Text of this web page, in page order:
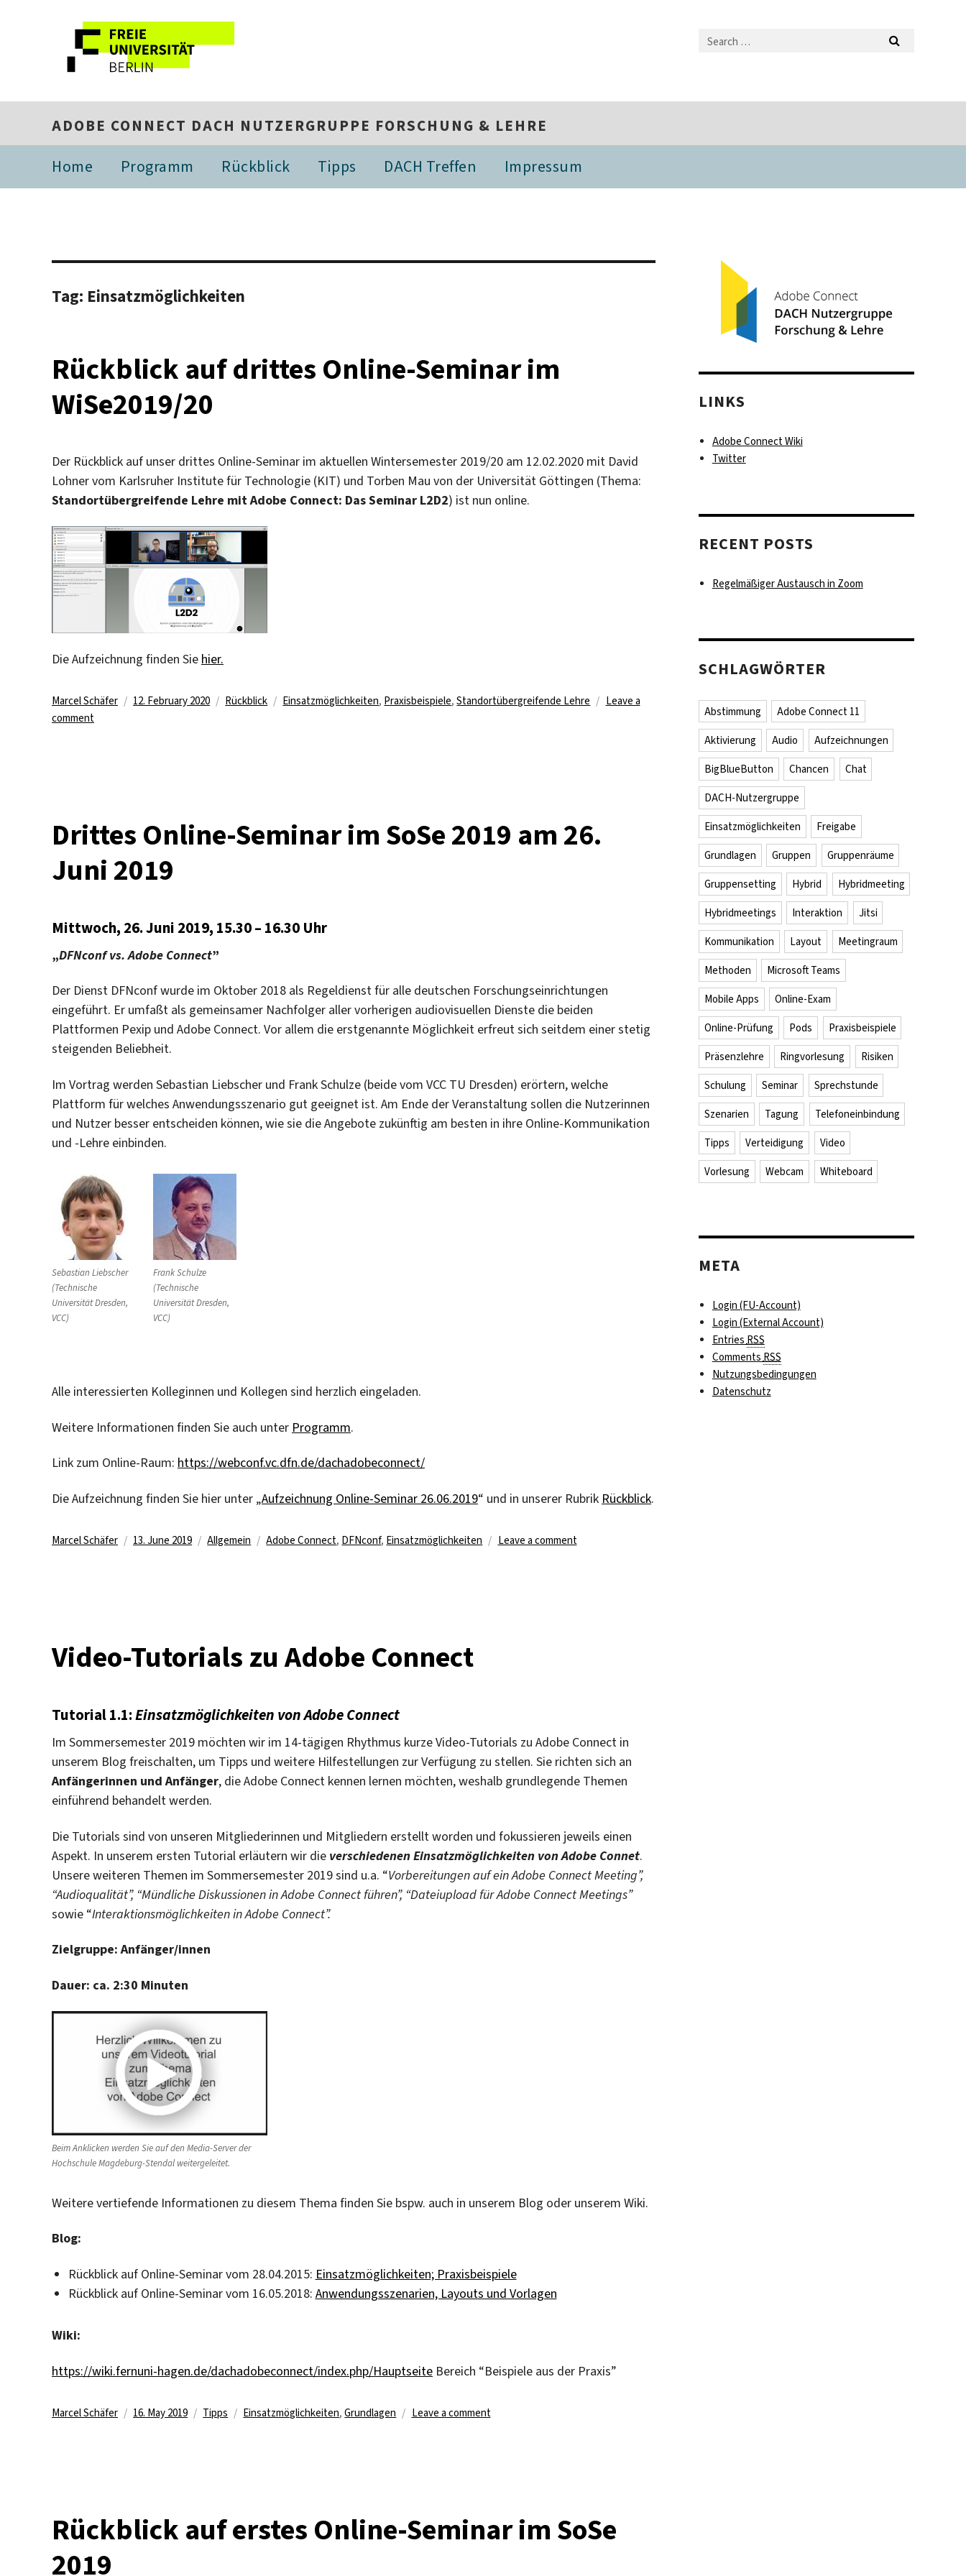
ADOBE CONNECT DACH NUTZERGRUPPE FORSCHUNG & LEHRE
Home Programm Rückblick Tipps DACH Treffen Impressum
Tag: Einsatzmöglichkeiten
Rückblick auf drittes Online-Seminar im
WiSe2019/20
Der Rückblick auf unser drittes Online-Seminar im aktuellen Wintersemester 2019/20 am 12.02.2020 mit David
Lohner vom Karlsruher Institute für Technologie (KIT) und Torben Mau von der Universität Göttingen (Thema:
Standortübergreifende Lehre mit Adobe Connect: Das Seminar L2D2) ist nun online.
Die Aufzeichnung finden Sie hier.
Author
Marcel Schäfer
Posted
12. February 2020 Categories
Rückblick Tags
Einsatzmöglichkeiten, Praxisbeispiele,Standortübergreifende Lehre
Leave a
comment
WiSe2019/20
Drittes Online-Seminar im SoSe 2019 am 26.
Juni 2019
Mittwoch, 26. Juni 2019, 15.30 – 16.30 Uhr
„DFNconf vs. Adobe Connect”
Der Dienst DFNconf wurde im Oktober 2018 als Regeldienst für alle deutschen Forschungseinrichtungen
eingeführt. Er umfaßt als gemeinsamer Nachfolger aller vorherigen audiovisuellen Dienste die beiden
Plattformen Pexip und Adobe Connect. Vor allem die erstgenannte Möglichkeit erfreut sich seitdem einer stetig
steigenden Beliebheit.
Im Vortrag werden Sebastian Liebscher und Frank Schulze (beide vom VCC TU Dresden) erörtern, welche
Plattform für welches Anwendungsszenario gut geeignet ist. Am Ende der Veranstaltung sollen die Nutzerinnen
und Nutzer besser entscheiden können, wie sie die Angebote zukünftig am besten in ihre Online-Kommunikation
und -Lehre einbinden.
Sebastian Liebscher
(Technische
Universität Dresden,
VCC)
Frank Schulze
(Technische
Universität Dresden,
VCC)
Alle interessierten Kolleginnen und Kollegen sind herzlich eingeladen.
Weitere Informationen finden Sie auch unter Programm.
Link zum Online-Raum: https://webconf.vc.dfn.de/dachadobeconnect/
Die Aufzeichnung finden Sie hier unter „Aufzeichnung Online-Seminar 26.06.2019“ und in unserer Rubrik Rückblick.
Author
Marcel Schäfer
Posted
13. June 2019 Categories
Allgemein Tags
Adobe Connect, DFNconf, Einsatzmöglichkeiten Leave a commenton
Video-Tutorials zu Adobe Connect
Tutorial 1.1:Einsatzmöglichkeiten von Adobe Connect
Im Sommersemester 2019 möchten wir im 14-tägigen Rhythmus kurze Video-Tutorials zu Adobe Connect in
unserem Blog freischalten, um Tipps und weitere Hilfestellungen zur Verfügung zu stellen. Sie richten sich an
Anfängerinnen und Anfänger, die Adobe Connect kennen lernen möchten, weshalb grundlegende Themen
einführend behandelt werden.
Die Tutorials sind von unseren Mitgliederinnen und Mitgliedern erstellt worden und fokussieren jeweils einen
Aspekt. In unserem ersten Tutorial erläutern wir die verschiedenen Einsatzmöglichkeiten von Adobe Connet.
Unsere weiteren Themen im Sommersemester 2019 sind u.a. “Vorbereitungen auf ein Adobe Connect Meeting”,
“Audioqualität”, “Mündliche Diskussionen in Adobe Connect führen”, “Dateiupload für Adobe Connect Meetings”
sowie “Interaktionsmöglichkeiten in Adobe Connect”.
Zielgruppe: Anfänger/innen
Dauer: ca. 2:30 Minuten
Beim Anklicken werden Sie auf den Media-Server der
Hochschule Magdeburg-Stendal weitergeleitet.
Weitere vertiefende Informationen zu diesem Thema finden Sie bspw. auch in unserem Blog oder unserem Wiki.
Blog:
Rückblick auf Online-Seminar vom 28.04.2015: Einsatzmöglichkeiten; Praxisbeispiele
Rückblick auf Online-Seminar vom 16.05.2018: Anwendungsszenarien, Layouts und Vorlagen
Wiki:
https://wiki.fernuni-hagen.de/dachadobeconnect/index.php/Hauptseite Bereich “Beispiele aus der Praxis”
Author
Marcel Schäfer
Posted
16. May 2019 Categories
Tipps Tags
Einsatzmöglichkeiten,Grundlagen Leave a commenton
Rückblick auf erstes Online-Seminar im SoSe
2019
LINKS
Adobe Connect Wiki
Twitter
RECENT POSTS
Regelmäßiger Austausch in Zoom
SCHLAGWÖRTER
Abstimmung Adobe Connect 11
Aktivierung Audio Aufzeichnungen
BigBlueButton Chancen Chat
DACH-Nutzergruppe
Einsatzmöglichkeiten Freigabe
Grundlagen Gruppen Gruppenräume
Gruppensetting Hybrid Hybridmeeting
Hybridmeetings Interaktion Jitsi
Kommunikation Layout Meetingraum
Methoden Microsoft Teams
Mobile Apps Online-Exam
Online-Prüfung Pods Praxisbeispiele
Präsenzlehre Ringvorlesung Risiken
Schulung Seminar Sprechstunde
Szenarien Tagung Telefoneinbindung
Tipps Verteidigung Video
Vorlesung Webcam Whiteboard
META
Login (FU-Account)
Login (External Account)
EntriesRSS
CommentsRSS
Nutzungsbedingungen
Datenschutz